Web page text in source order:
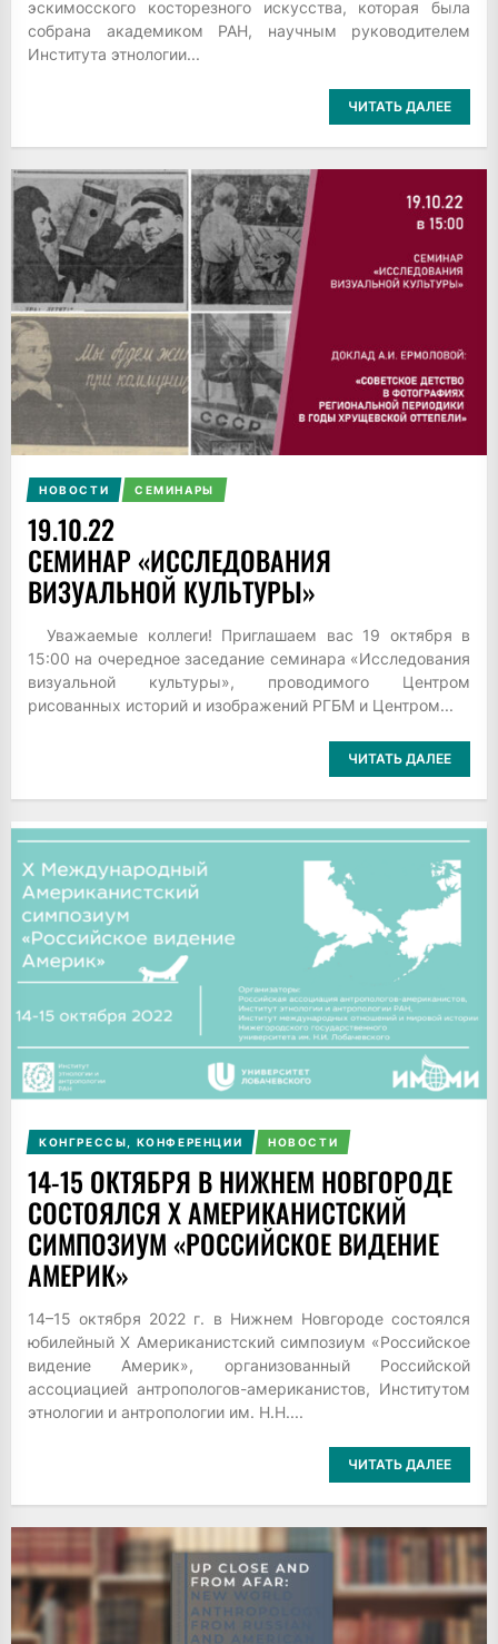
эскимосского косторезного искусства, которая была
собрана академиком РАН, научным руководителем
Института этнологии...
ЧИТАТЬ ДАЛЕЕ
НОВОСТИ СЕМИНАРЫ
19.10.22
СЕМИНАР «ИССЛЕДОВАНИЯ
ВИЗУАЛЬНОЙ КУЛЬТУРЫ»
Уважаемые коллеги! Приглашаем вас 19 октября в
15:00 на очередное заседание семинара «Исследования
визуальной культуры», проводимого Центром
рисованных историй и изображений РГБМ и Центром...
ЧИТАТЬ ДАЛЕЕ
КОНГРЕССЫ, КОНФЕРЕНЦИИ НОВОСТИ
14-15 ОКТЯБРЯ В НИЖНЕМ НОВГОРОДЕ
СОСТОЯЛСЯ X АМЕРИКАНИСТСКИЙ
СИМПОЗИУМ «РОССИЙСКОЕ ВИДЕНИЕ
АМЕРИК»
14–15 октября 2022 г. в Нижнем Новгороде состоялся
юбилейный X Американистский симпозиум «Российское
видение Америк», организованный Российской
ассоциацией антропологов-американистов, Институтом
этнологии и антропологии им. Н.Н....
ЧИТАТЬ ДАЛЕЕ